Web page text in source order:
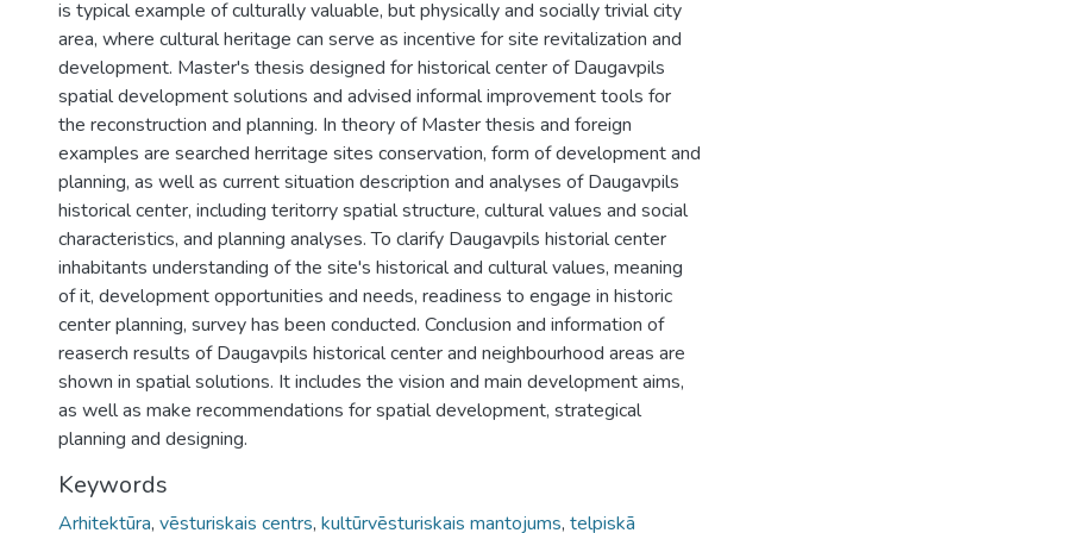
is typical example of culturally valuable, but physically and socially trivial city
area, where cultural heritage can serve as incentive for site revitalization and
development. Master's thesis designed for historical center of Daugavpils
spatial development solutions and advised informal improvement tools for
the reconstruction and planning. In theory of Master thesis and foreign
examples are searched herritage sites conservation, form of development and
planning, as well as current situation description and analyses of Daugavpils
historical center, including teritorry spatial structure, cultural values and social
characteristics, and planning analyses. To clarify Daugavpils historial center
inhabitants understanding of the site's historical and cultural values, meaning
of it, development opportunities and needs, readiness to engage in historic
center planning, survey has been conducted. Conclusion and information of
reaserch results of Daugavpils historical center and neighbourhood areas are
shown in spatial solutions. It includes the vision and main development aims,
as well as make recommendations for spatial development, strategical
planning and designing.
Keywords
Arhitektūra, vēsturiskais centrs, kultūrvēsturiskais mantojums, telpiskā